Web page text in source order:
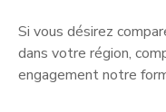
Si vous désirez
dans votre région,
engagement notre